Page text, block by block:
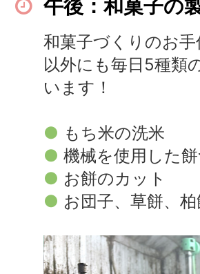
午後：和菓子の
和菓子づくりのお
以外にも毎日5種類
います！
● もち米の洗米
● 機械を使用した餅
● お餅のカット
● お団子、草餅、